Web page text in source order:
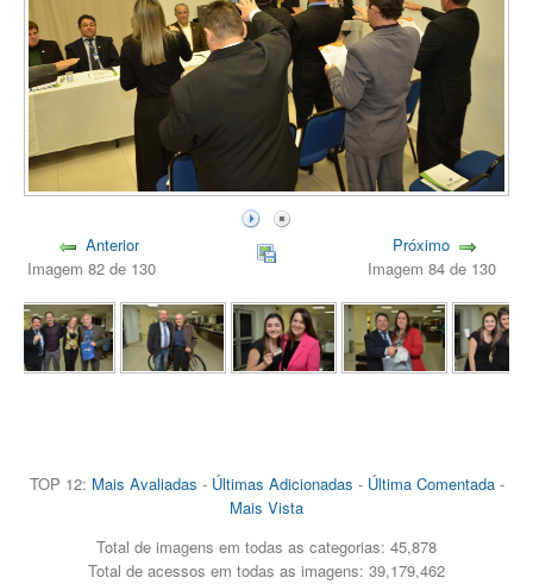
Anterior
Imagem 82 de 130
Próximo
Imagem 84 de 130
TOP 12: Mais Avaliadas - Últimas Adicionadas - Última Comentada-
Mais Vista
Total de imagens em todas as categorias: 45,878
Total de acessos em todas as imagens: 39,179,462